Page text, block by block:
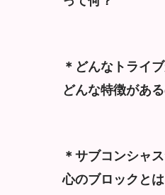
＊どんなトライ
どんな特徴があ
＊サブコンシャ
心のブロックと